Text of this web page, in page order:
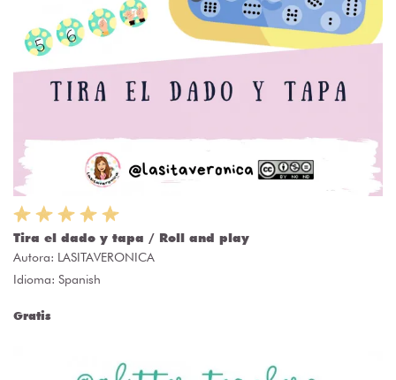
Tira el dado y tapa / Roll and play
Autora: LASITAVERONICA
Idioma: Spanish
Gratis